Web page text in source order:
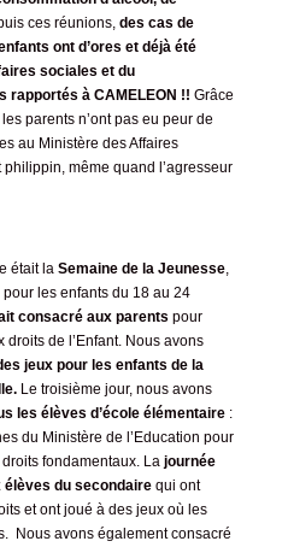
ces réunions, des cas de
ont d’ores et déjà été
sociales et du
rapportés à CAMELEON !! Grâce
parents n’ont pas eu peur de
au Ministère des Affaires
même quand l’agresseur
était la Semaine de la Jeunesse,
les enfants du 18 au 24
consacré aux parents pour
de l’Enfant. Nous avons
jeux pour les enfants de la
Le troisième jour, nous avons
les élèves d’école élémentaire :
du Ministère de l’Education pour
fondamentaux. La journée
du secondaire qui ont
et ont joué à des jeux où les
Nous avons également consacré